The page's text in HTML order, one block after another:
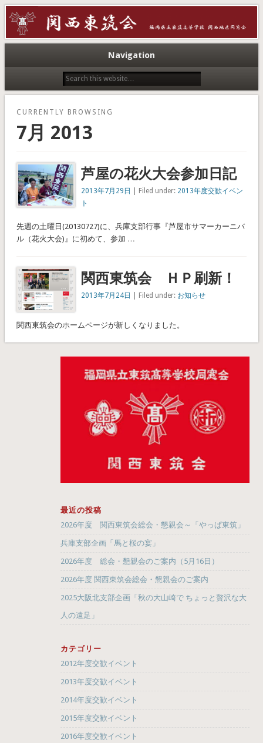
関西東筑会
こちらは、福岡県立東筑高等学校の同窓会サイトです。
Navigation
CURRENTLY BROWSING
7月 2013
芦屋の花火大会参加日記
2013年7月29日 | Filed under: 2013年度交歓イベン
ト
先週の土曜日(20130727)に、兵庫支部行事『芦屋市サマーカーニバ
ル（花火大会)』に初めて、参加 …
関西東筑会 ＨＰ刷新！
2013年7月24日 | Filed under: お知らせ
関西東筑会のホームページが新しくなりました。
最近の投稿
2026年度 関西東筑会総会・懇親会～「やっぱ東筑」
兵庫支部企画「馬と桜の宴」
2026年度 総会・懇親会のご案内（5月16日）
2026年度 関西東筑会総会・懇親会のご案内
2025大阪北支部企画「秋の大山崎で ちょっと贅沢な大
人の遠足」
カテゴリー
2012年度交歓イベント
2013年度交歓イベント
2014年度交歓イベント
2015年度交歓イベント
2016年度交歓イベント